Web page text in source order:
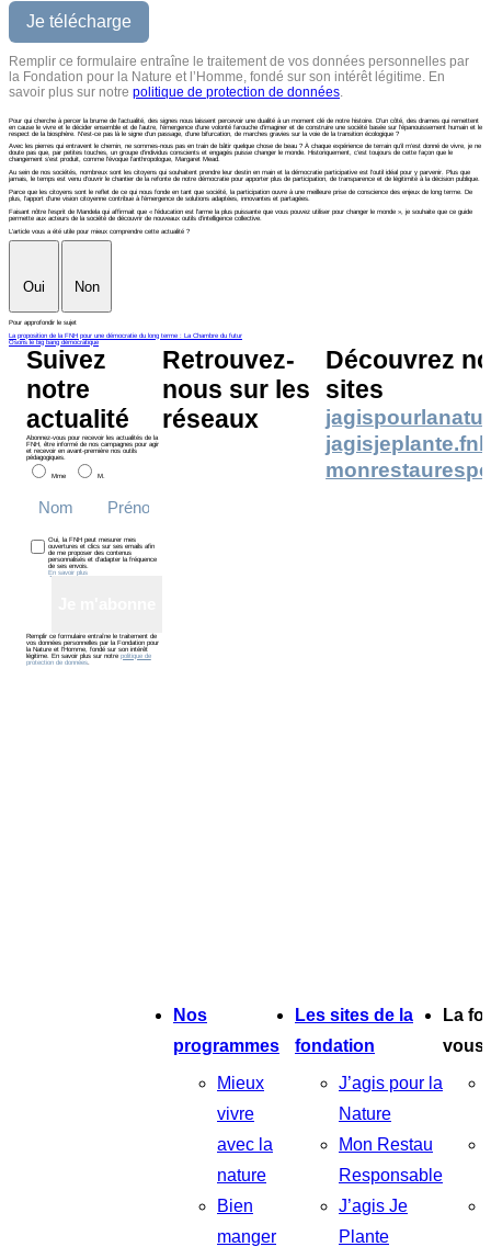
Remplir ce formulaire entraîne le traitement de vos données personnelles par
la Fondation pour la Nature et l’Homme, fondé sur son intérêt légitime. En
savoir plus sur notre politique de protection de données
Pour qui cherche à percer la brume de l’actualité, des signes nous laissent percevoir une dualité à un moment clé de notre histoire. D’un côté, des drames qui remettent
en cause le vivre et le décider ensemble et de l’autre, l’émergence d’une volonté farouche d’imaginer et de construire une société basée sur l’épanouissement humain et le
respect de la biosphère. N’est-ce pas là le signe d’un passage, d’une bifurcation, de marches gravies sur la voie de la transition écologique ?
Avec les pierres qui entravent le chemin, ne sommes-nous pas en train de bâtir quelque chose de beau ? À chaque expérience de terrain qu’il m’est donné de vivre, je ne
doute pas que, par petites touches, un groupe d'individus conscients et engagés puisse changer le monde. Historiquement, c’est toujours de cette façon que le
changement s’est produit, comme l’évoque l’anthropologue, Margaret Mead.
Au sein de nos sociétés, nombreux sont les citoyens qui souhaitent prendre leur destin en main et la démocratie participative est l’outil idéal pour y parvenir. Plus que
jamais, le temps est venu d’ouvrir le chantier de la refonte de notre démocratie pour apporter plus de participation, de transparence et de légitimité à la décision publique.
Parce que les citoyens sont le reﬂet de ce qui nous fonde en tant que société, la participation ouvre à une meilleure prise de conscience des enjeux de long terme. De
plus, l’apport d’une vision citoyenne contribue à l’émergence de solutions adaptées, innovantes et partagées.
Faisant nôtre l’esprit de Mandela qui afﬁrmait que « l'éducation est l'arme la plus puissante que vous pouvez utiliser pour changer le monde », je souhaite que ce guide
permette aux acteurs de la société de découvrir de nouveaux outils d’intelligence collective.
L'article vous a été utile pour mieux comprendre cette actualité ?
Oui Non
Pour approfondir le sujet
La proposition de la FNH pour une démocratie du long terme : La Chambre du futur
Osons le big bang démocratique
Suivez
notre
actualité
Abonnez-vous pour recevoir les actualités de la
FNH, être informé de nos campagnes pour agir
et recevoir en avant-première nos outils
pédagogiques.
Mme M.
Oui, la FNH peut mesurer mes
ouvertures et clics sur ses emails afin
de me proposer des contenus
personnalisés et d’adapter la fréquence
de ses envois.
En savoir plus
Remplir ce formulaire entraîne le traitement de
vos données personnelles par la Fondation pour
la Nature et l’Homme, fondé sur son intérêt
légitime. En savoir plus sur notre politique de
protection de données.
Retrouvez-
nous sur les
réseaux
Découvrez
sites
Nos
programmes
Mieux
vivre
avec la
nature
Bien
manger
Les sites de la
fondation
J’agis pour la
Nature
Mon Restau
Responsable
J’agis Je
Plante
La
vous